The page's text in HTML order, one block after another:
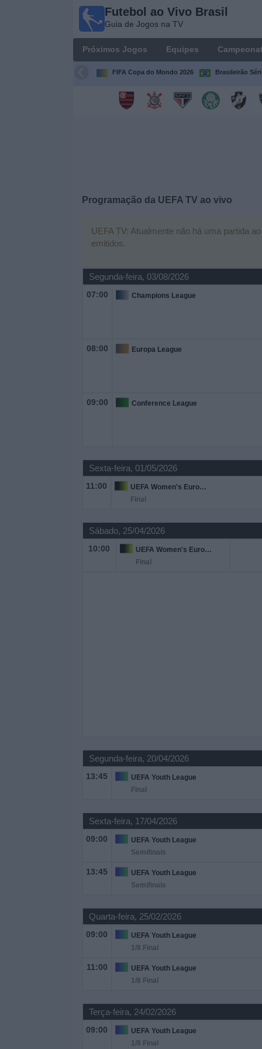
Futebol ao Vivo Brasil
Guia de Jogos na TV
Próximos Jogos Equipes
FIFA Copa do Mondo 2026 Brasileirão
Programação da UEFA TV ao vivo
UEFA TV: Atualmente não há uma partida
emitidos.
Segunda-feira, 03/08/2026
07:00 Champions League
08:00 Europa League
09:00 Conference League
Sexta-feira, 01/05/2026
11:00
UEFA Women's Europa Cup
Final
Sábado, 25/04/2026
10:00
UEFA Women's Europa Cup
Final
Segunda-feira, 20/04/2026
13:45
UEFA Youth League
Final
Sexta-feira, 17/04/2026
09:00
UEFA Youth League
Semifinais
13:45
UEFA Youth League
Semifinais
Quarta-feira, 25/02/2026
09:00
UEFA Youth League
1/8 Final
11:00
UEFA Youth League
1/8 Final
Terça-feira, 24/02/2026
09:00
UEFA Youth League
1/8 Final